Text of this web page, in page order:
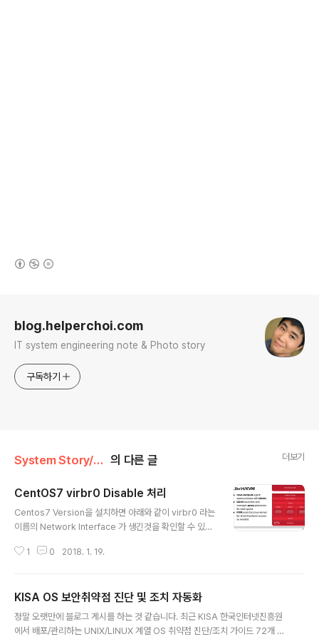
blog.helperchoi.com
IT system engineering note & Photo story
구독하기
System Story/CentOS 7 의 다른 글 더보기
CentOS7 virbr0 Disable 처리
Centos7 Version을 설치하면 아래와 같이 virbr0 라는
이름의 Network Interface 가 생긴것을 확인할 수 있다.
11: virbr0: mtu 1500 qdisc noqueue state DOWN
obal virbr0 ... 중략 virbr0는 kernel 기반 Hyperviso
r인 kvm 서비스에서 사용하는 OpenvSwitch 기반의 V
LAN NAT Interface 이다. 때문에 kvm 기반 가상화 서
1 0 2018. 1. 19.
KISA OS 보안취약점 진단 및 조치 자동화
정말 오랫만에 블로그 게시를 하는 것 같습니다. 최근 KISA 한국인터넷진흥원
에서 배포/관리하는 UNIX/LINUX 계열 OS 취약점 진단/조치 가이드 72개 항